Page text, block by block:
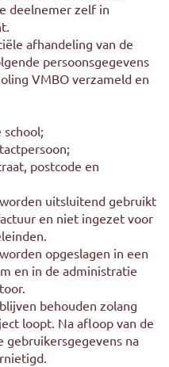
deelnemer zelf in
afhandeling van de
persoonsgegevens
VMBO verzameld en
school;
postcode en
uitsluitend gebruikt
en niet ingezet voor
opgeslagen in een
en in de administratie
behouden zolang
loopt. Na afloop van de
gebruikersgegevens na